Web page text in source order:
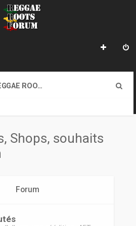
REGGAE ROOTS MUSIC
Shops, souhaits
Forum